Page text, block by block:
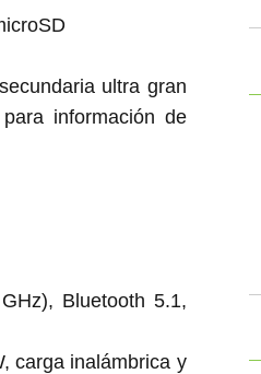
ultra gran
información de
Bluetooth 5.1,
carga inalámbrica y